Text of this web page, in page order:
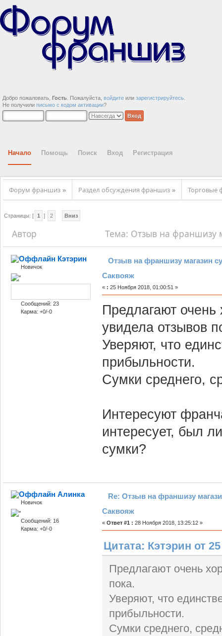
Добро пожаловать, Гость . Пожалуйста, войдите или зарегистрируйтесь
Не получили письмо с кодом активации?
Начало Помощь Поиск Вход Регистрация
Форум франшиз » Раздел обсуждения франшиз » Торговые
Страницы: [ 1 ] 2 Вниз
Автор Тема: Отзыв на франшизу
Кэтэрин
Новичок
Сообщений: 23
Карма: +0/-0
Отзыв на франшизу магазин
Саквояж
« : 25 Ноября 2018, 01:00:51 »
Предлагают
увидела отзывов
Уверяют, что
прибыльности.
Сумки среднего,
Интересуют
интересует, был
сумки?
Алинка
Новичок
Сообщений: 16
Карма: +0/-0
Re: Отзыв на франшизу
Саквояж
« Ответ #1 : 28 Ноября 2018, 13:25:12 »
Цитата: Кэтэрин от
Предлагают очень
пока.
Уверяют, что
прибыльности.
Сумки среднего,